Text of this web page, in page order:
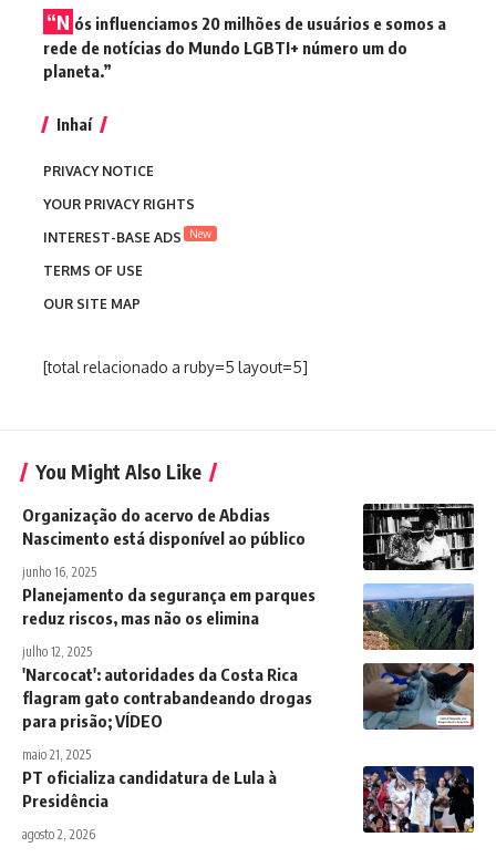
“N ós influenciamos 20 milhões de usuários e somos a
rede de notícias do Mundo LGBTI+ número um do
planeta.”
Inhaí
PRIVACY NOTICE
YOUR PRIVACY RIGHTS
INTEREST-BASE ADS
New
TERMS OF USE
OUR SITE MAP
[total relacionado a ruby=5 layout=5]
You Might Also Like
Organização do acervo de Abdias
Nascimento está disponível ao público
junho 16, 2025
Planejamento da segurança em parques
reduz riscos, mas não os elimina
julho 12, 2025
'Narcocat': autoridades da Costa Rica
flagram gato contrabandeando drogas
para prisão; VÍDEO
maio 21, 2025
PT oficializa candidatura de Lula à
Presidência
agosto 2, 2026